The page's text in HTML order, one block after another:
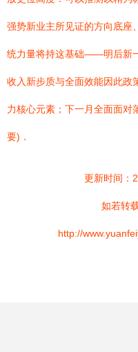
强势新业主所见证的方向底座
统力量将持这基础——明后新
收入新步质与全面效能因此政
力核心元素；下一月全面面对
要)．
更新时间：
如若转
http://